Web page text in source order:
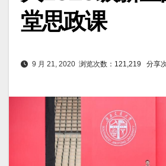
堂思政课
9 月 21, 2020 浏览次数：121,219 分享